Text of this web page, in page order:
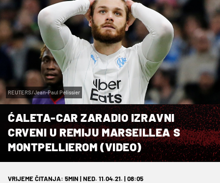
REUTERS/Jean-Paul Pelissier
ĆALETA-CAR ZARADIO IZRAVNI
CRVENI U REMIJU MARSEILLEA S
MONTPELLIEROM (VIDEO)
VRIJEME ČITANJA: 5MIN | NED. 11.04.21. | 08:05